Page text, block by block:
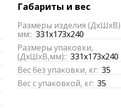
Габариты и вес
Размеры изделия
мм:: 331x173x240
Размеры упаковки,
(ДхШхВ,мм):: 331x173x240
Вес без упаковки, кг: 35
Вес с упаковкой, кг: 35